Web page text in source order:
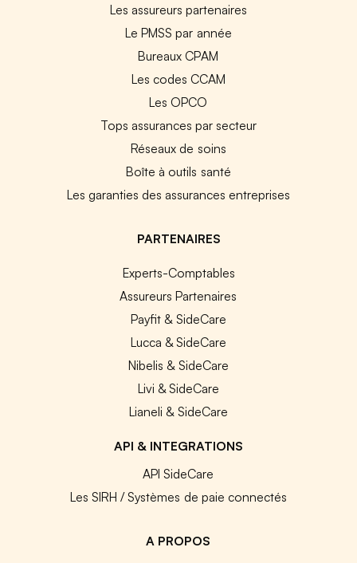
Les assureurs partenaires
Le PMSS par année
Bureaux CPAM
Les codes CCAM
Les OPCO
Tops assurances par secteur
Réseaux de soins
Boîte à outils santé
Les garanties des assurances entreprises
PARTENAIRES
Experts-Comptables
Assureurs Partenaires
Payfit & SideCare
Lucca & SideCare
Nibelis & SideCare
Livi & SideCare
Lianeli & SideCare
API & INTEGRATIONS
API SideCare
Les SIRH / Systèmes de paie connectés
A PROPOS